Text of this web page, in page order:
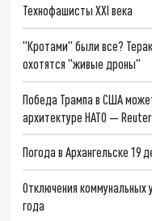
Технофашисты XXI века
"Кротами" были все?
охотятся "живые дроны"
Победа Трампа в США
архитектуре НАТО —
Погода в Архангельске 19
Отключения коммунальных
года